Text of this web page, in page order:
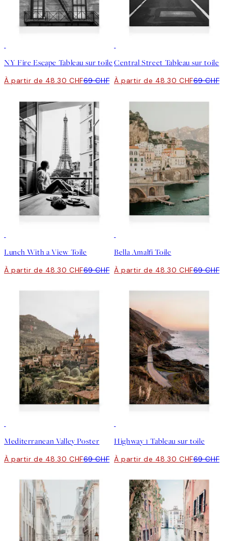
NY Fire Escape Tableau sur toile
À partir de 48.30 CHF69 CHF
Central Street Tableau sur toile
À partir de 48.30 CHF69 CHF
Lunch With a View Toile
À partir de 48.30 CHF69 CHF
Bella Amalfi Toile
À partir de 48.30 CHF69 CHF
Mediterranean Valley Poster
À partir de 48.30 CHF69 CHF
Highway 1 Tableau sur toile
À partir de 48.30 CHF69 CHF